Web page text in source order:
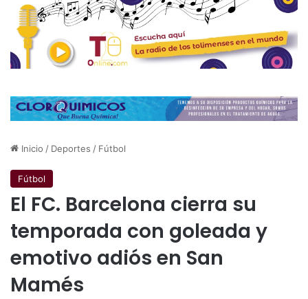
Inicio / Deportes / Fútbol
Fútbol
El FC. Barcelona cierra su
temporada con goleada y
emotivo adiós en San
Mamés